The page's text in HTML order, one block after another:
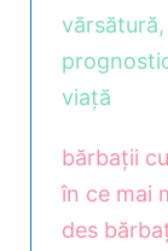
viață
bărbații
în ce mai
des